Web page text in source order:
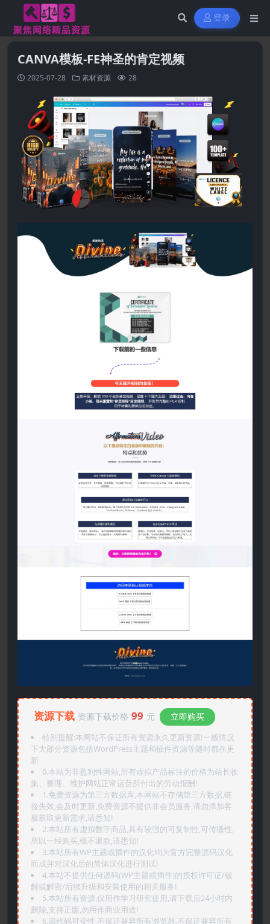
登录
CANVA模板-FE神圣的肯定视频
2025-07-28 素材资源 28
资源下载 资源下载价格 99 元 立即购买
特别提醒:本网站不保证所有资源永久更新资源!一般情况
下大部分资源包括WordPress主题和插件资源等随时都在更
新
0.本站为非盈利性网站,所有虚拟产品标注的价格为站长收
集、整理、维护网站正常运营所付出的劳动报酬!
1.免费资源为第三方数据库,本网站不存储第三方数据,链
接失效,会及时更新,免费资源不提供非会员服务,请勿添加客
服获取更新需求,请悉知!
2.本站所有虚拟数字商品,具有较强的可复制性,可传播性,
所以一经购买,概不退款,请悉知!
3.本站所有WP主题或插件的汉化均为官方完整源码汉化
而成并对汉化后的简体汉化进行测试!
4.本站不提供任何源码(WP主题或插件)的授权许可证/破
解或解密/后续升级和安装使用的相关服务!
5.本站所有资源,仅用作学习研究使用,请下载后24小时内
删除,支持正版,勿用作商业用途!
6.因代码可变性,不保证兼容所有浏览器.不保证兼容所有